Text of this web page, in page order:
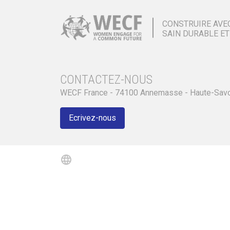
CONSTRUIRE
SAIN DURABLE
CONTACTEZ-NOUS
WECF France - 74100 Annemasse - Haute-
Ecrivez-nous
language